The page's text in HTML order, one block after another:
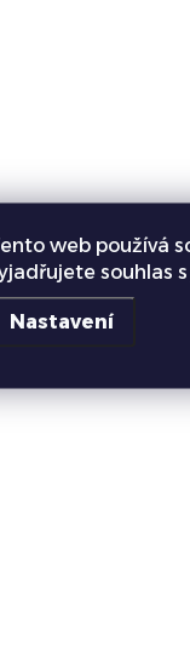
web používá
souhlas
Nastavení
u